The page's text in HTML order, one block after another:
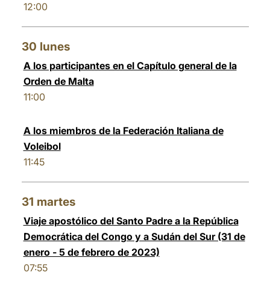
12:00
30 lunes
A los participantes en el Capítulo general de la
Orden de Malta
11:00
A los miembros de la Federación Italiana de
Voleibol
11:45
31 martes
Viaje apostólico del Santo Padre a la República
Democrática del Congo y a Sudán del Sur (31 de
enero - 5 de febrero de 2023)
07:55